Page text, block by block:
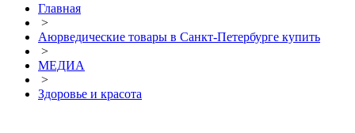
Главная
>
Аюрведические товары в Санкт-Петербурге купить
>
МЕДИА
>
Здоровье и красота